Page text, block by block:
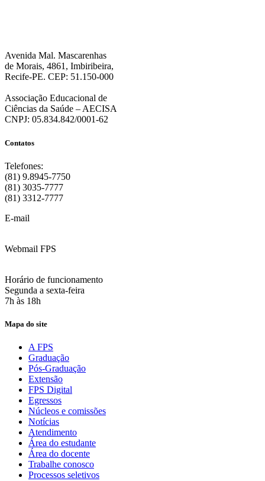
Avenida Mal. Mascarenhas
de Morais, 4861, Imbiribeira,
Recife-PE. CEP: 51.150-000
Associação Educacional de
Ciências da Saúde – AECISA
CNPJ: 05.834.842/0001-62
Contatos
Telefones:
(81) 9.8945-7750
(81) 3035-7777
(81) 3312-7777
E-mail
Webmail FPS
Horário de funcionamento
Segunda a sexta-feira
7h às 18h
Mapa do site
A FPS
Graduação
Pós-Graduação
Extensão
FPS Digital
Egressos
Núcleos e comissões
Notícias
Atendimento
Área do estudante
Área do docente
Trabalhe conosco
Processos seletivos